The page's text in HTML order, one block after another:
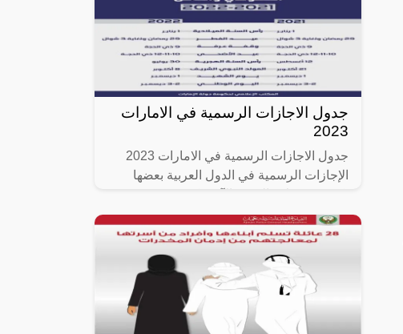
جدول الاجازات الرسمية في الامارات
2023
جدول الاجازات الرسمية في الامارات 2023
الإجازات الرسمية في الدول العربية بعضها
الدولة فنجد الدول جميعها تتشارك الإجازة